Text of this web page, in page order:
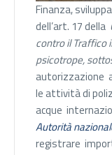
Finanza,
dell’art. 17 della
contro il Traffico
psicotrope,
autorizzazione
le attività di
acque
Autorità
registrare